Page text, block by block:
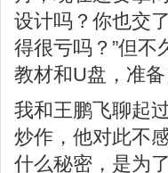
设计吗？你也交
得很亏吗？”但
教材和U盘，准备
我和王鹏飞聊起
炒作，他对此不
什么秘密，是为